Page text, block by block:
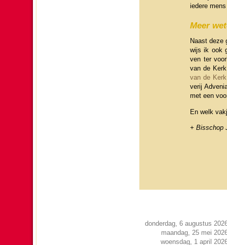
iedere
Meer
Naast deze
wijs ik ook
ven ter
van de
van de
ve­rij
met een
En welk
+ Bis­schop
donderdag, 6 augustus
maandag, 25 mei
woensdag, 1 april